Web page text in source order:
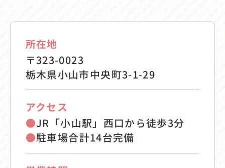
所在地
〒323-0023
栃木県小山市中央町3-1-29
アクセス
●JR「小山駅」西口から徒歩3分
●駐車場合計14台完備